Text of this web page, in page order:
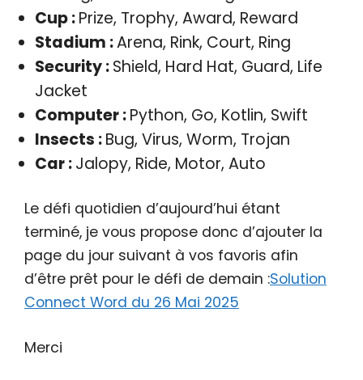
Cup :Prize, Trophy, Award, Reward
Stadium :Arena, Rink, Court, Ring
Security :Shield, Hard Hat, Guard, Life
Jacket
Computer :Python, Go, Kotlin, Swift
Insects :Bug, Virus, Worm, Trojan
Car :Jalopy, Ride, Motor, Auto
Le défi quotidien d’aujourd’hui étant
terminé, je vous propose donc d’ajouter la
page du jour suivant à vos favoris afin
d’être prêt pour le défi de demain :Solution
Connect Word du 26 Mai 2025
Merci